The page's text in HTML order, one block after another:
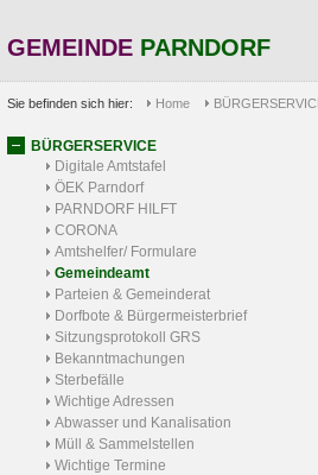
GEMEINDE PARNDORF
Sie befinden sich hier: Home
BÜRGERSERVICE
Digitale Amtstafel
ÖEK Parndorf
PARNDORF HILFT
CORONA
Amtshelfer/ Formulare
Gemeindeamt
Parteien & Gemeinderat
Dorfbote & Bürgermeisterbrief
Sitzungsprotokoll GRS
Bekanntmachungen
Sterbefälle
Wichtige Adressen
Abwasser und Kanalisation
Müll & Sammelstellen
Wichtige Termine